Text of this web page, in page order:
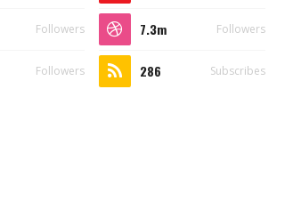
Followers 7.3m Followers
Followers 286 Subscribes